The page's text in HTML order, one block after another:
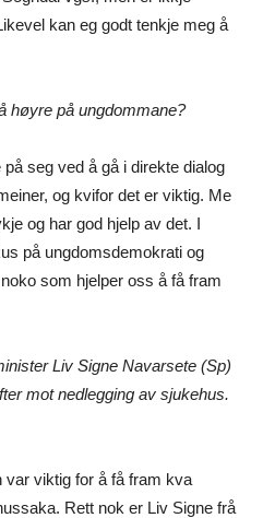
kan eg godt tenkje meg å
høyre på ungdommane?
seg ved å gå i direkte dialog
og kvifor det er viktig. Me
og har god hjelp av det. I
på ungdomsdemokrati og
som hjelper oss å få fram
Liv Signe Navarsete (Sp)
mot nedlegging av sjukehus.
viktig for å få fram kva
Rett nok er Liv Signe frå